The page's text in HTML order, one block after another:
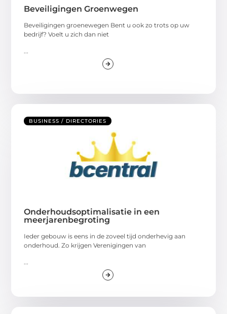
Beveiligingen Groenwegen
Beveiligingen groenewegen Bent u ook zo trots op uw
bedrijf? Voelt u zich dan niet
BUSINESS / DIRECTORIES
Onderhoudsoptimalisatie in een
meerjarenbegroting
Ieder gebouw is eens in de zoveel tijd onderhevig aan
onderhoud. Zo krijgen Verenigingen van